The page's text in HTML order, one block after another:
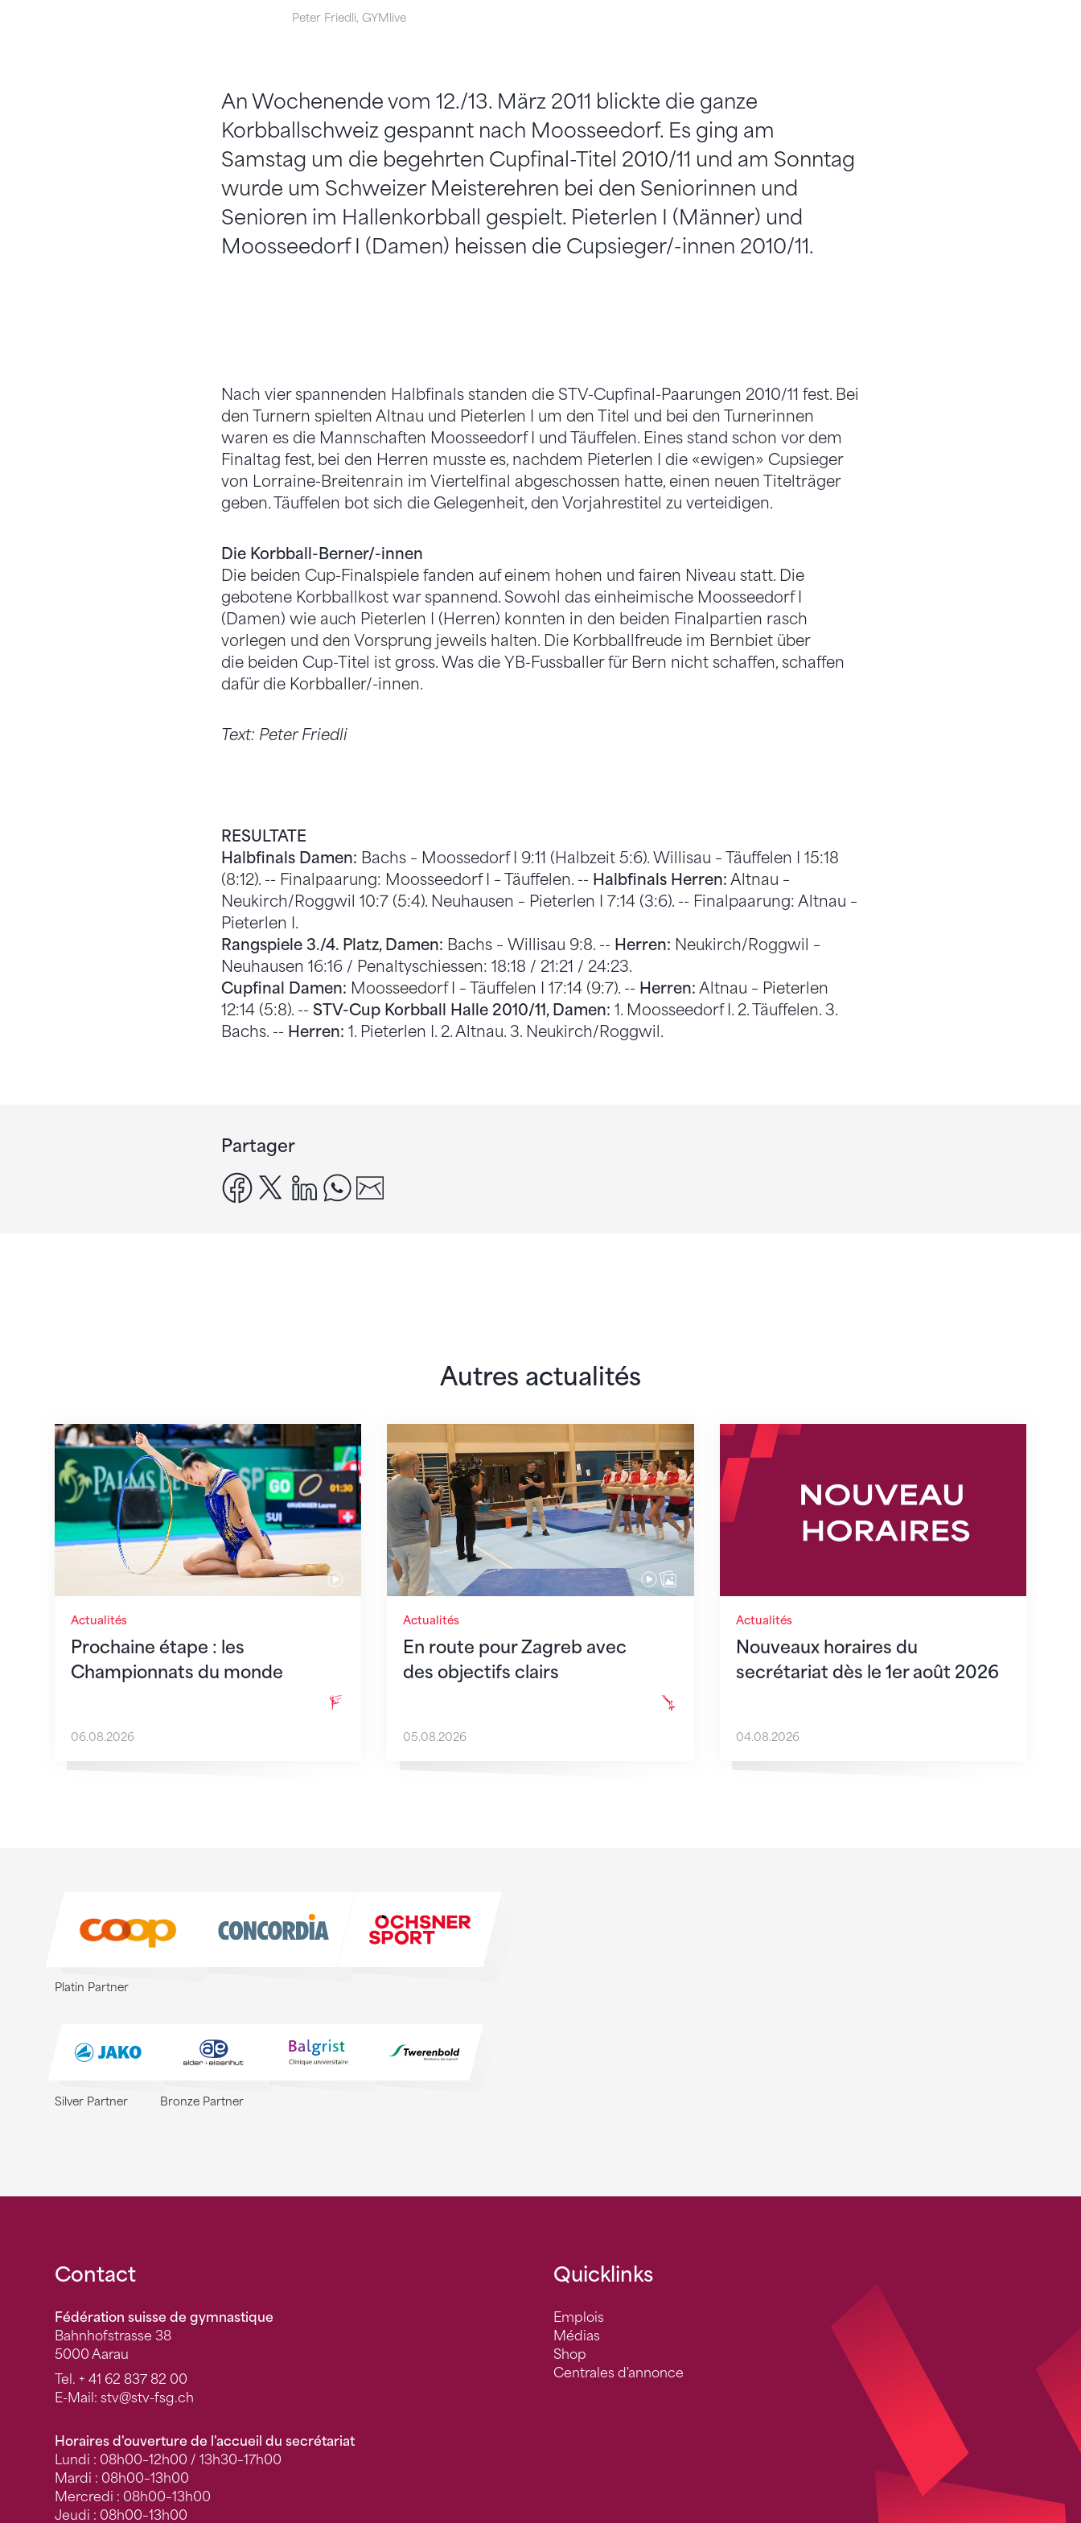
Peter Friedli, GYMlive
An Wochenende vom 12./13. März 2011 blickte die ganze
Korbballschweiz gespannt nach Moosseedorf. Es ging am
Samstag um die begehrten Cupfinal-Titel 2010/11 und am Sonntag
wurde um Schweizer Meisterehren bei den Seniorinnen und
Senioren im Hallenkorbball gespielt. Pieterlen I (Männer) und
Moosseedorf I (Damen) heissen die Cupsieger/-innen 2010/11.
Nach vier spannenden Halbfinals standen die STV-Cupfinal-Paarungen 2010/11 fest. Bei
den Turnern spielten Altnau und Pieterlen I um den Titel und bei den Turnerinnen
waren es die Mannschaften Moosseedorf I und Täuffelen. Eines stand schon vor dem
Finaltag fest, bei den Herren musste es, nachdem Pieterlen I die «ewigen» Cupsieger
von Lorraine-Breitenrain im Viertelfinal abgeschossen hatte, einen neuen Titelträger
geben. Täuffelen bot sich die Gelegenheit, den Vorjahrestitel zu verteidigen.
Die Korbball-Berner/-innen
Die beiden Cup-Finalspiele fanden auf einem hohen und fairen Niveau statt. Die
gebotene Korbballkost war spannend. Sowohl das einheimische Moosseedorf I
(Damen) wie auch Pieterlen I (Herren) konnten in den beiden Finalpartien rasch
vorlegen und den Vorsprung jeweils halten. Die Korbballfreude im Bernbiet über
die beiden Cup-Titel ist gross. Was die YB-Fussballer für Bern nicht schaffen, schaffen
dafür die Korbballer/-innen.
Text: Peter Friedli
RESULTATE
Halbfinals Damen: Bachs – Moossedorf I 9:11 (Halbzeit 5:6). Willisau – Täuffelen I 15:18
(8:12). -- Finalpaarung: Moosseedorf I – Täuffelen. -- Halbfinals Herren: Altnau –
Neukirch/Roggwil 10:7 (5:4). Neuhausen – Pieterlen I 7:14 (3:6). -- Finalpaarung: Altnau –
Pieterlen I.
Rangspiele 3./4. Platz, Damen: Bachs – Willisau 9:8. -- Herren: Neukirch/Roggwil –
Neuhausen 16:16 / Penaltyschiessen: 18:18 / 21:21 / 24:23.
Cupfinal Damen: Moosseedorf I – Täuffelen I 17:14 (9:7). -- Herren: Altnau – Pieterlen
12:14 (5:8). -- STV-Cup Korbball Halle 2010/11, Damen: 1. Moosseedorf I. 2. Täuffelen. 3.
Bachs. -- Herren: 1. Pieterlen I. 2. Altnau. 3. Neukirch/Roggwil.
Partager
facebook
x linkedinwhatsapp
Autres actualités
Actualités
Prochaine étape : les
Championnats du monde
Prochaine étape : les Championnats du monde
06.08.2026
Actualités
En route pour Zagreb avec
des objectifs clairs
En route pour Zagreb avec des objectifs clairs
05.08.2026
Actualités
Nouveaux horaires du
secrétariat dès le 1er août 2026
Nouveaux horaires du secrétariat dès le 1er août
04.08.2026
Platin Partner
Silver Partner Bronze Partner
Fusszeile
Contact
Fédération suisse de gymnastique
Bahnhofstrasse 38
5000 Aarau
Tel. + 41 62 837 82 00
E-Mail: stv@stv-fsg.ch
Horaires d'ouverture de l'accueil du secrétariat
Lundi : 08h00–12h00 / 13h30–17h00
Mardi : 08h00–13h00
Mercredi : 08h00–13h00
Jeudi : 08h00–13h00
Quicklinks
Emplois
Médias
Shop
Centrales d'annonce